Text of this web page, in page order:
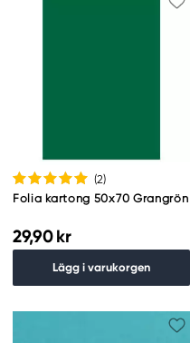
(2)
Folia kartong 50x70 Grangrön
29,90 kr
Lägg i varukorgen